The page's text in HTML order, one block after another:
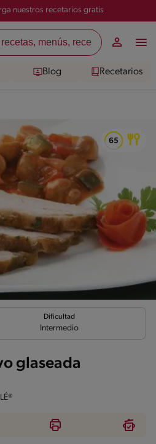
nuestros recetarios gratis
Blog Recetarios
Dificultad
Intermedio
glaseada